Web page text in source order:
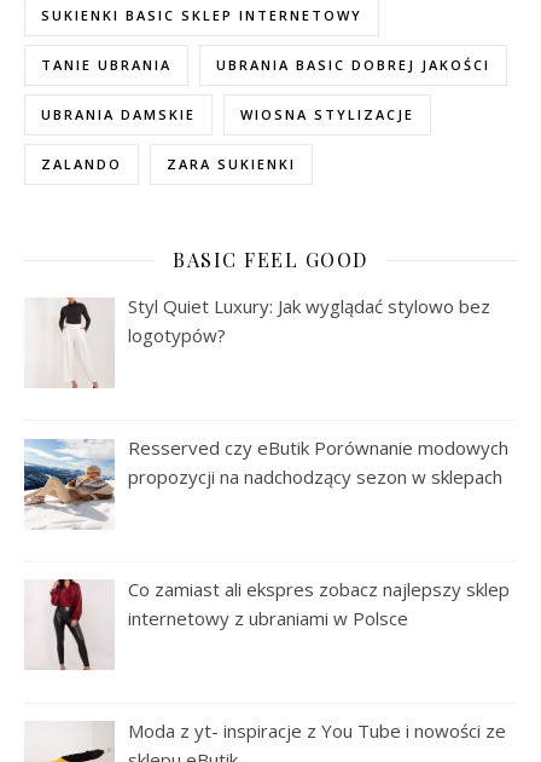
SUKIENKI BASIC SKLEP INTERNETOWY
TANIE UBRANIA UBRANIA BASIC DOBREJ JAKOŚCI
UBRANIA DAMSKIE WIOSNA STYLIZACJE
ZALANDO ZARA SUKIENKI
BASIC FEEL GOOD
Styl Quiet Luxury: Jak wyglądać stylowo bez
logotypów?
Resserved czy eButik Porównanie modowych
propozycji na nadchodzący sezon w sklepach
Co zamiast ali ekspres zobacz najlepszy sklep
internetowy z ubraniami w Polsce
Moda z yt- inspiracje z You Tube i nowości ze